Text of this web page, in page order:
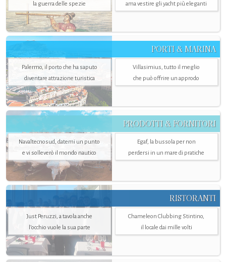
la guerra delle spezie
ama vestire gli yacht più eleganti
PORTI & MARINA
Palermo, il porto che ha saputo
diventare attrazione turistica
Villasimius, tutto il meglio
che può offrire un approdo
PRODOTTI & FORNITORI
Navaltecnosud, datemi un punto
e vi solleverò il mondo nautico
Egaf, la bussola per non
perdersi in un mare di pratiche
RISTORANTI
Just Peruzzi, a tavola anche
l’occhio vuole la sua parte
Chameleon Clubbing Stintino,
il locale dai mille volti